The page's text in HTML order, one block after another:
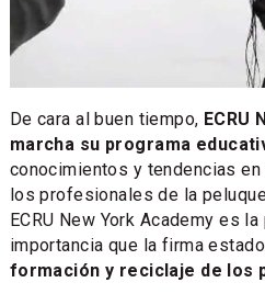
De cara al buen tiempo, ECRU
marcha su programa
conocimientos y tendencias
los profesionales de la
ECRU New York Academy es
importancia que la firma
formación y reciclaje de los